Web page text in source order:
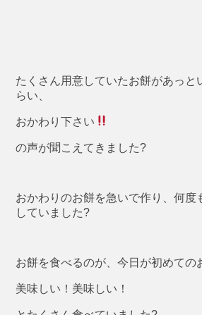
たくさん用意していたお餅があっと
らい、
おかわり下さい
の声が聞こえてきました?
おかわりのお餅を急いで作り、何度
していました?
お餅を食べるのが、今日が初めての
美味しい！美味しい！